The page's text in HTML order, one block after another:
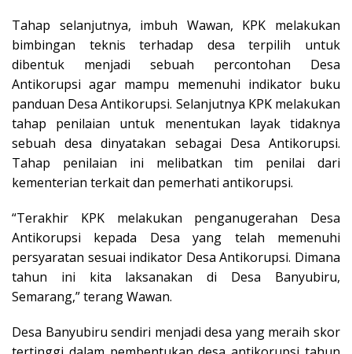
Tahap selanjutnya, imbuh Wawan, KPK melakukan
bimbingan teknis terhadap desa terpilih untuk
dibentuk menjadi sebuah percontohan Desa
Antikorupsi agar mampu memenuhi indikator buku
panduan Desa Antikorupsi. Selanjutnya KPK melakukan
tahap penilaian untuk menentukan layak tidaknya
sebuah desa dinyatakan sebagai Desa Antikorupsi.
Tahap penilaian ini melibatkan tim penilai dari
kementerian terkait dan pemerhati antikorupsi.
“Terakhir KPK melakukan penganugerahan Desa
Antikorupsi kepada Desa yang telah memenuhi
persyaratan sesuai indikator Desa Antikorupsi. Dimana
tahun ini kita laksanakan di Desa Banyubiru,
Semarang,” terang Wawan.
Desa Banyubiru sendiri menjadi desa yang meraih skor